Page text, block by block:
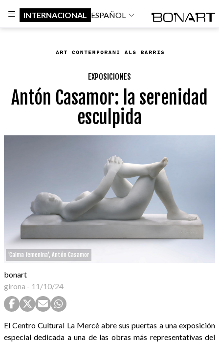
INTERNACIONAL ESPAÑOL
EXPOSICIONES
Antón Casamor: la serenidad
esculpida
'Calma femenina', Antón Casamor
bonart
girona - 11/10/24
El Centro Cultural La Mercè abre sus puertas a una exposición
especial dedicada a una de las obras más representativas del